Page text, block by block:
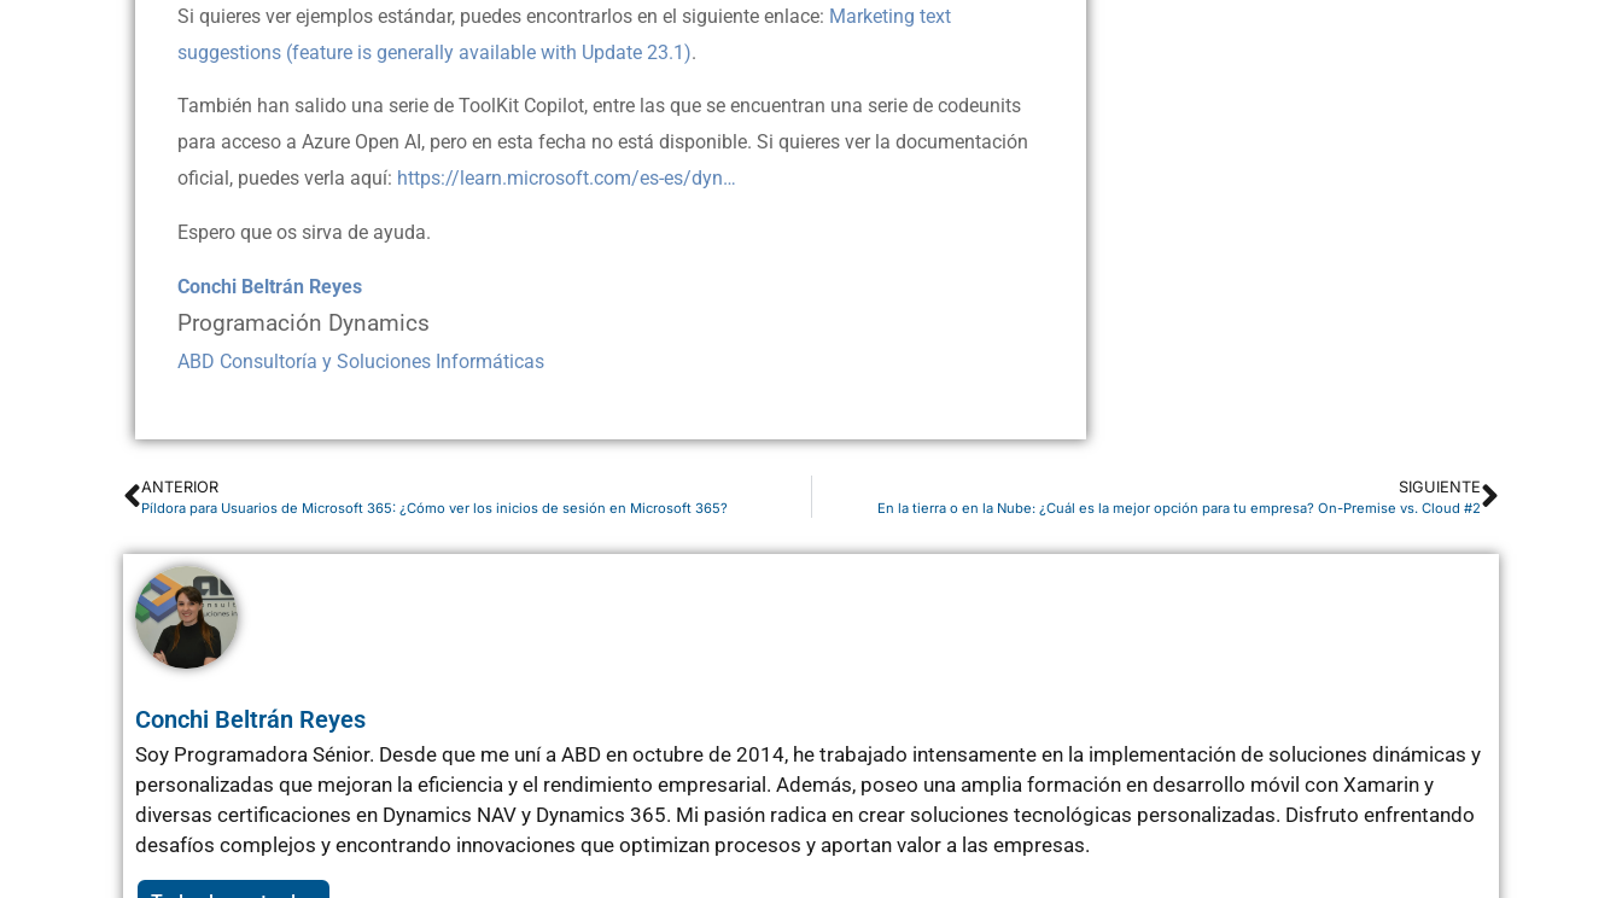
Si quieres ver ejemplos estándar, puedes encontrarlos en el siguiente enlace: Marketing text
suggestions (feature is generally available with Update 23.1).
También han salido una serie de ToolKit Copilot, entre las que se encuentran una serie de codeunits
para acceso a Azure Open AI, pero en esta fecha no está disponible. Si quieres ver la documentación
oficial, puedes verla aquí: https://learn.microsoft.com/es-es/dyn…
Espero que os sirva de ayuda.
Conchi Beltrán Reyes
Programación Dynamics
ABD Consultoría y Soluciones Informáticas
ANTERIOR
Píldora para Usuarios de Microsoft 365: ¿Cómo ver los inicios de sesión en Microsoft 365?
SIGUIENTE
En la tierra o en la Nube: ¿Cuál es la mejor opción para tu empresa? On-Premise vs. Cloud #2
Conchi Beltrán Reyes
Soy Programadora Sénior. Desde que me uní a ABD en octubre de 2014, he trabajado intensamente en la implementación de soluciones dinámicas y
personalizadas que mejoran la eficiencia y el rendimiento empresarial. Además, poseo una amplia formación en desarrollo móvil con Xamarin y
diversas certificaciones en Dynamics NAV y Dynamics 365. Mi pasión radica en crear soluciones tecnológicas personalizadas. Disfruto enfrentando
desafíos complejos y encontrando innovaciones que optimizan procesos y aportan valor a las empresas.